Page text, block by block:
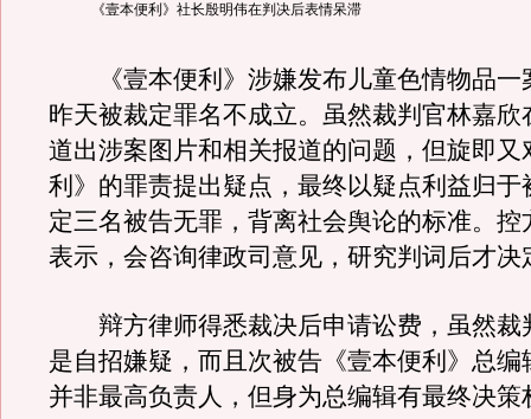
《壹本便利》社长殷明伟在判决后表情呆滞
《壹本便利》涉嫌发布儿童色情物品一
昨天被裁定罪名不成立。虽然裁判官林嘉欣
道出涉案图片和相关报道的问题，但旋即又
利》的罪责提出疑点，最终以疑点利益归于
定三名被告无罪，背离社会舆论的标准。控
表示，会咨询律政司意见，研究判词后才决
辩方律师得悉裁决后申请讼费，虽然裁
是自招嫌疑，而且次被告《壹本便利》总编
并非最高负责人，但身为总编辑有最终决策